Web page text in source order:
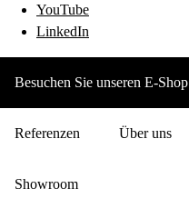
YouTube
LinkedIn
Besuchen Sie unseren E-Shop
Referenzen Über uns
Showroom